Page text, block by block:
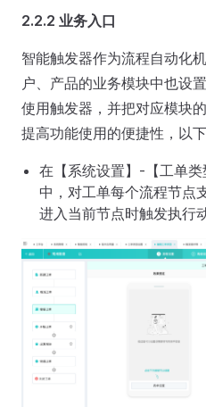
2.2.2 业务入口
智能触发器作为流程自动化
户、产品的业务模块中也设
使用触发器，并把对应模块
提高功能使用的便捷性，以
在【系统设置】-【工单类
中，对工单每个流程节点
进入当前节点时触发执行